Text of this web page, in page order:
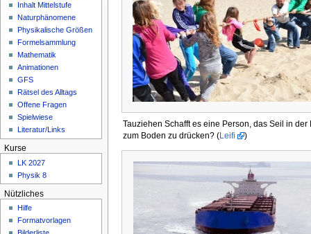
Tauziehen Schafft es eine Person, das Seil in der
zum Boden zu drücken? (Leifi )
Inhalt Mittelstufe
Naturphänomene
Physikalische Größen
Formelsammlung
Mathematik
Animationen
GFS
Rätsel des Alltags
Offene Fragen
Spielwiese
Literatur/Links
Kurse
LK 2027
Physik 8
Nützliches
Hilfe
Formatvorlagen